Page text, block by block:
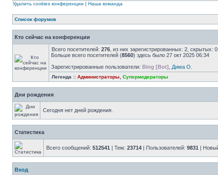
Удалить cookies конференции | Наша команда
Список форумов
Кто сейчас на конференции
Всего посетителей: 276 , из них зарегистрированных: 2, скрытых:
Больше всего посетителей (8560) здесь было 27 окт 2025 06:34
Зарегистрированные пользователи: Bing [Bot] Дима О.
Легенда :: Администраторы Супермодераторы
Дни рождения
Сегодня нет дней рождения.
Статистика
Всего сообщений: 512541 | Тем: 23714 | Пользователей: 9831 |
Вход